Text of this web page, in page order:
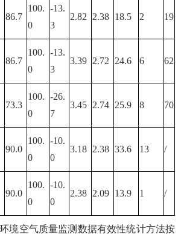
86.7
100.
0
-13.
3
2.82 2.38 18.5 2 19
86.7
100.
0
-13.
3
3.39 2.72 24.6 6 62
73.3
100.
0
-26.
7
3.45 2.74 25.9 8 70
90.0
100.
0
-10.
0
3.18 2.38 33.6 13 /
90.0
100.
0
-10.
0
2.38 2.09 13.9 1 /
境空气质量监测数据有效性统计方法按